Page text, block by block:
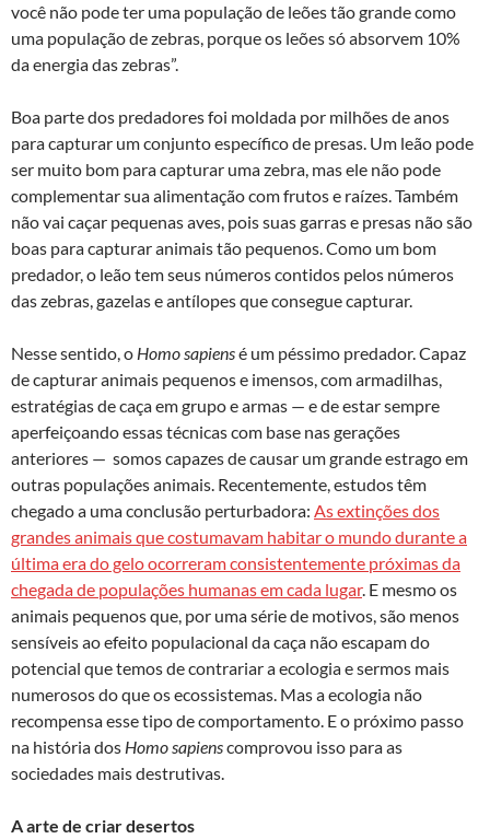
você não pode ter uma população de leões tão grande como
uma população de zebras, porque os leões só absorvem 10%
da energia das zebras”.
Boa parte dos predadores foi moldada por milhões de anos
para capturar um conjunto específico de presas. Um leão pode
ser muito bom para capturar uma zebra, mas ele não pode
complementar sua alimentação com frutos e raízes. Também
não vai caçar pequenas aves, pois suas garras e presas não são
boas para capturar animais tão pequenos. Como um bom
predador, o leão tem seus números contidos pelos números
das zebras, gazelas e antílopes que consegue capturar.
Nesse sentido, o Homo sapiensé um péssimo predador. Capaz
de capturar animais pequenos e imensos, com armadilhas,
estratégias de caça em grupo e armas — e de estar sempre
aperfeiçoando essas técnicas com base nas gerações
anteriores — somos capazes de causar um grande estrago em
outras populações animais. Recentemente, estudos têm
chegado a uma conclusão perturbadora: As extinções dos
grandes animais que costumavam habitar o mundo durante a
última era do gelo ocorreram consistentemente próximas da
chegada de populações humanas em cada lugar. E mesmo os
animais pequenos que, por uma série de motivos, são menos
sensíveis ao efeito populacional da caça não escapam do
potencial que temos de contrariar a ecologia e sermos mais
numerosos do que os ecossistemas. Mas a ecologia não
recompensa esse tipo de comportamento. E o próximo passo
na história dos Homo sapienscomprovou isso para as
sociedades mais destrutivas.
A arte de criar desertos